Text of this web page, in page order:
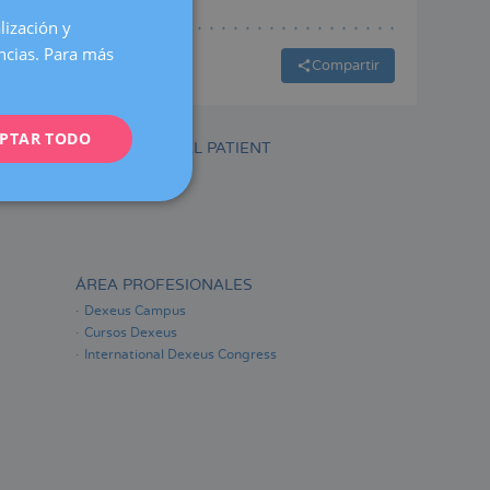
Compartir
INTERNATIONAL PATIENT
ÁREA PROFESIONALES
Dexeus Campus
Cursos Dexeus
International Dexeus Congress
CATALÀ
FRENCH
y
Para más
TODO